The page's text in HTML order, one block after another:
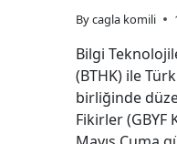
Bycagla komili
Bilgi
(BTHK) ile
birliğinde
Fikirler (GBYF